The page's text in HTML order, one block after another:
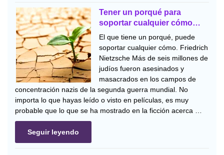
Tener un porqué para
soportar cualquier cómo…
El que tiene un porqué, puede
soportar cualquier cómo. Friedrich
Nietzsche Más de seis millones de
judíos fueron asesinados y
masacrados en los campos de
concentración nazis de la segunda guerra mundial. No
importa lo que hayas leído o visto en películas, es muy
probable que lo que se ha mostrado en la ficción acerca …
Seguir leyendo